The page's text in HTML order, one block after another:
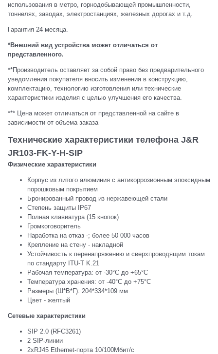
использования в метро, горнодобывающей промышленности,
тоннелях, заводах, электростанциях, железных дорогах и т.д.
Гарантия 24 месяца.
*Внешний вид устройства может отличаться от
представленного.
**Производитель оставляет за собой право без предварительного
уведомления покупателя вносить изменения в конструкцию,
комплектацию, технологию изготовления или технические
характеристики изделия с целью улучшения его качества.
*** Цена может отличаться от представленной на сайте в
зависимости от объема заказа
Технические характеристики телефона J&R
JR103-FK-Y-H-SIP
Физические характеристики
Корпус из литого алюминия с антикоррозионным эпоксидным
порошковым покрытием
Бронированный провод из нержавеющей стали
Степень защиты IP67
Полная клавиатура (15 кнопок)
Громкоговоритель
Наработка на отказ -; более 50 000 часов
Крепление на стену - накладной
Устойчивость к перенапряжению и сверхпроводящим токам
по стандарту ITU-T K.21
Рабочая температура: от -30°C до +65°C
Температура хранения: от -40°C до +75°C
Размеры (Ш*В*Г): 204*334*109 мм
Цвет - желтый
Сетевые характеристики
SIP 2.0 (RFC3261)
2 SIP-линии
2хRJ45 Ethernet-порта 10/100Мбит/с